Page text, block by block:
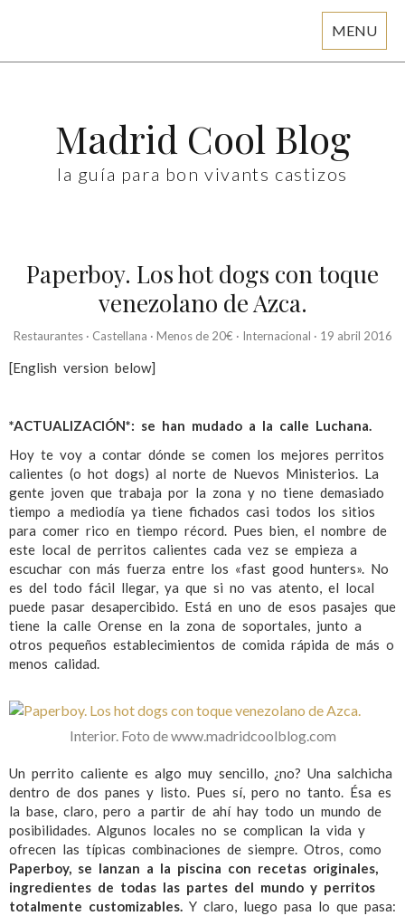
MENU
Madrid Cool Blog
la guía para bon vivants castizos
Paperboy. Los hot dogs con toque
venezolano de Azca.
Restaurantes· Castellana · Menos de 20€ · Internacional · 19 abril 2016
[English version below]
*ACTUALIZACIÓN*: se han mudado a la calle Luchana.
Hoy te voy a contar dónde se comen los mejores perritos
calientes (o hot dogs) al norte de Nuevos Ministerios. La
gente joven que trabaja por la zona y no tiene demasiado
tiempo a mediodía ya tiene fichados casi todos los sitios
para comer rico en tiempo récord. Pues bien, el nombre de
este local de perritos calientes cada vez se empieza a
escuchar con más fuerza entre los «fast good hunters». No
es del todo fácil llegar, ya que si no vas atento, el local
puede pasar desapercibido. Está en uno de esos pasajes que
tiene la calle Orense en la zona de soportales, junto a
otros pequeños establecimientos de comida rápida de más o
menos calidad.
Interior. Foto de www.madridcoolblog.com
Un perrito caliente es algo muy sencillo, ¿no? Una salchicha
dentro de dos panes y listo. Pues sí, pero no tanto. Ésa es
la base, claro, pero a partir de ahí hay todo un mundo de
posibilidades. Algunos locales no se complican la vida y
ofrecen las típicas combinaciones de siempre. Otros, como
Paperboy, se lanzan a la piscina con recetas originales,
ingredientes de todas las partes del mundo y perritos
totalmente customizables. Y claro, luego pasa lo que pasa: